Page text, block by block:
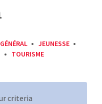
GÉNÉRAL
JEUNESSE
TOURISME
criteria